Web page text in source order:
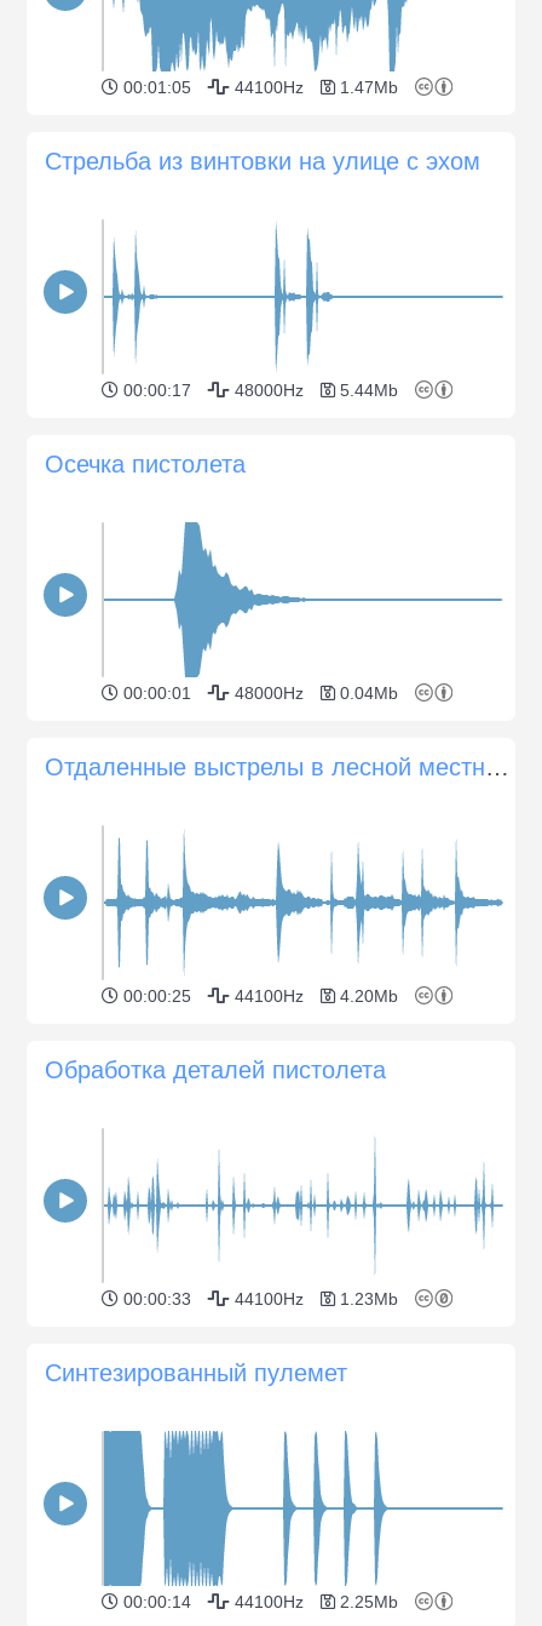
00:01:05 44100Hz 1.47Mb
Стрельба из винтовки на улице с эхом
00:00:17 48000Hz 5.44Mb
Осечка пистолета
00:00:01 48000Hz 0.04Mb
Отдаленные выстрелы в лесной местности
00:00:25 44100Hz 4.20Mb
Обработка деталей пистолета
00:00:33 44100Hz 1.23Mb
Синтезированный пулемет
00:00:14 44100Hz 2.25Mb